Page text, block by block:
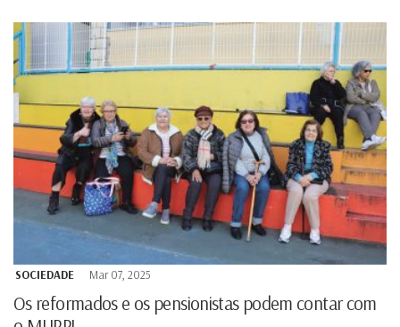
SOCIEDADE Mar 07, 2025
Os reformados e os pensionistas podem contar com